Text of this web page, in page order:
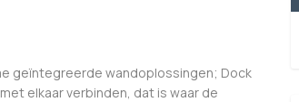
geïntegreerde wandoplossingen; Dock
elkaar verbinden, dat is waar de